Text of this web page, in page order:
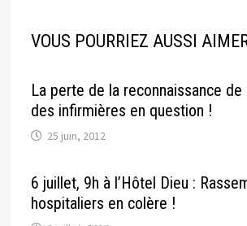
VOUS POURRIEZ AUSSI
La perte de la reconnaissance
des infirmières en question !
25 juin, 2012
6 juillet, 9h à l’Hôtel Dieu :
hospitaliers en colère !